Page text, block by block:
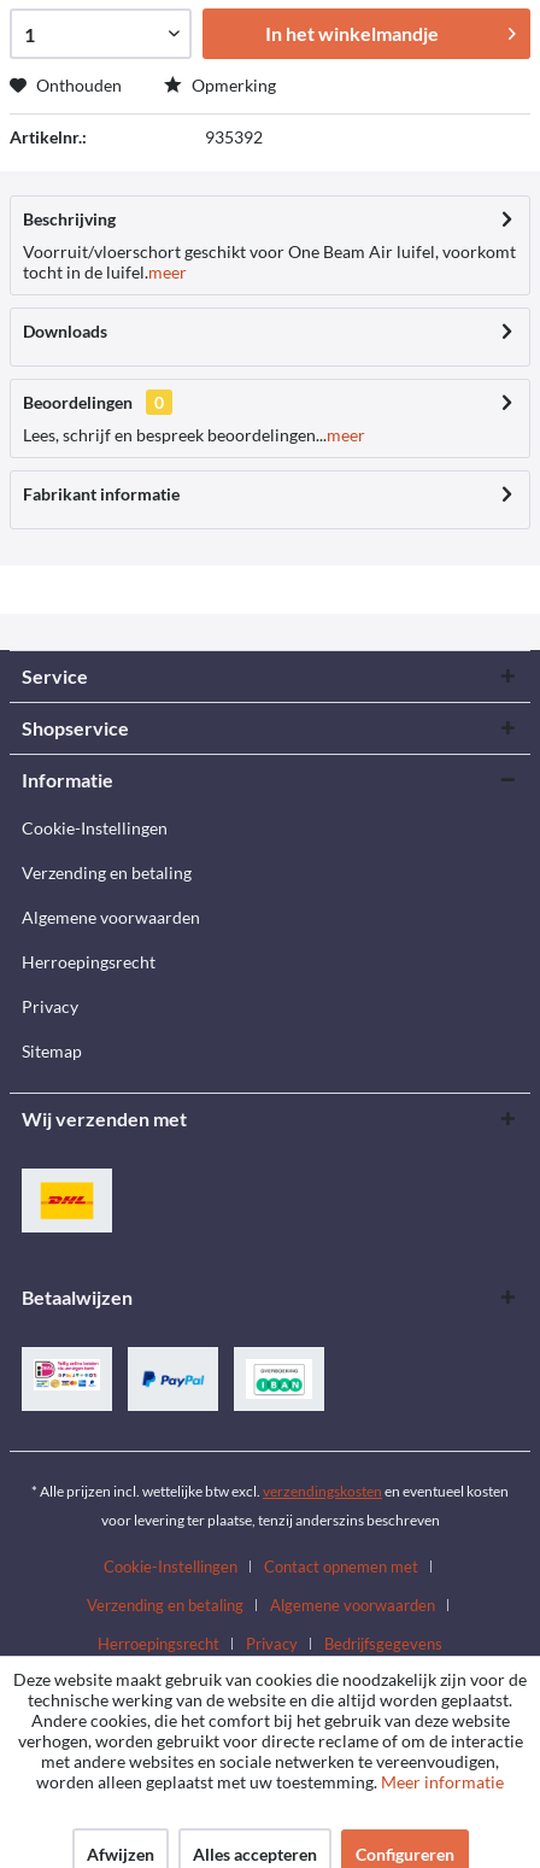
In het winkelmandje
Onthouden Opmerking
Artikelnr.: 935392
Beschrijving
Voorruit/vloerschort geschikt voor One Beam Air luifel, voorkomt
tocht in de luifel.meer
Downloads
Beoordelingen
0
Lees, schrijf en bespreek beoordelingen...meer
Fabrikant informatie
Service
Shopservice
Informatie
Cookie-Instellingen
Verzending en betaling
Algemene voorwaarden
Herroepingsrecht
Privacy
Sitemap
Wij verzenden met
Betaalwijzen
* Alle prijzen incl. wettelijke btw excl. verzendingskosten en eventueel kosten
voor levering ter plaatse, tenzij anderszins beschreven
Cookie-Instellingen
Contact opnemen met
Verzending en betaling
Algemene voorwaarden
Herroepingsrecht
Privacy Bedrijfsgegevens
Deze website maakt gebruik van cookies die noodzakelijk zijn voor de
technische werking van de website en die altijd worden geplaatst.
Andere cookies, die het comfort bij het gebruik van deze website
verhogen, worden gebruikt voor directe reclame of om de interactie
met andere websites en sociale netwerken te vereenvoudigen,
worden alleen geplaatst met uw toestemming. Meer informatie
Afwijzen Alles accepteren Configureren